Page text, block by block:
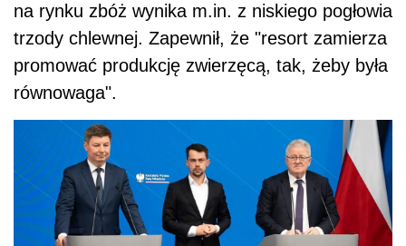
na rynku zbóż wynika m.in. z niskiego pogłowia
trzody chlewnej. Zapewnił, że "resort zamierza
promować produkcję zwierzęcą, tak, żeby była
równowaga".